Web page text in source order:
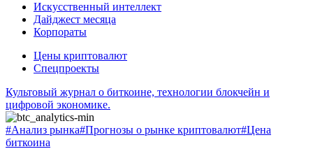
Искусственный интеллект
Дайджест месяца
Корпораты
Цены криптовалют
Спецпроекты
Культовый журнал о биткоине, технологии блокчейн и
цифровой экономике.
#Анализ рынка#Прогнозы о рынке криптовалют#Цена
биткоина